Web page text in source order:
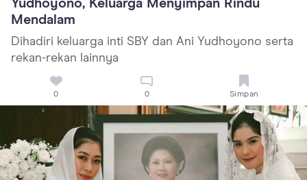
Yudhoyono, Keluarga Menyimpan Rindu
Mendalam
Dihadiri keluarga inti SBY dan Ani Yudhoyono serta
rekan-rekan lainnya
0 0 Simpan